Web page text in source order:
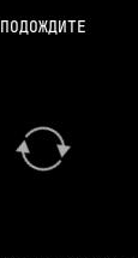
ПОДОЖДИТЕ